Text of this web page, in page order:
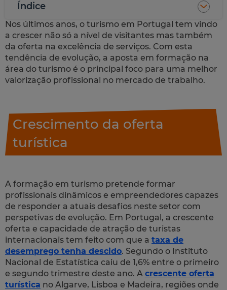
Índice
Nos últimos anos, o turismo em Portugal tem vindo
a crescer não só a nível de visitantes mas também
da oferta na excelência de serviços. Com esta
tendência de evolução, a aposta em formação na
área do turismo é o principal foco para uma melhor
valorização profissional no mercado de trabalho.
Crescimento da oferta
turística
A formação em turismo pretende formar
profissionais dinâmicos e empreendedores capazes
de responder a atuais desafios neste setor com
perspetivas de evolução. Em Portugal, a crescente
oferta e capacidade de atração de turistas
internacionais tem feito com que a taxa de
desemprego tenha descido. Segundo o Instituto
Nacional de Estatística caiu de 1,6% entre o primeiro
e segundo trimestre deste ano. A crescente oferta
turística no Algarve, Lisboa e Madeira, regiões onde